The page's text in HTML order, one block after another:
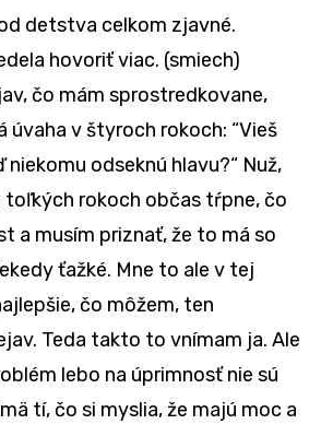
detstva celkom zjavné.
hovoriť viac. (smiech)
čo mám sprostredkovane,
úvaha v štyroch rokoch: “Vieš
niekomu odseknú hlavu?“ Nuž,
toľkých rokoch občas tŕpne, čo
a musím priznať, že to má so
ťažké. Mne to ale v tej
čo môžem, ten
Teda takto to vnímam ja. Ale
lebo na úprimnosť nie sú
tí, čo si myslia, že majú moc a